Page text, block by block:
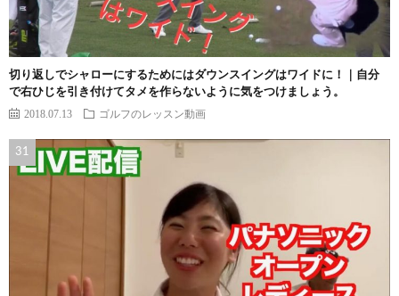
切り返しでシャローにするためにはダウンスイングはワイドに！｜自分
で右ひじを引き付けてタメを作らないように気をつけましょう。
2018.07.13 ゴルフのレッスン動画